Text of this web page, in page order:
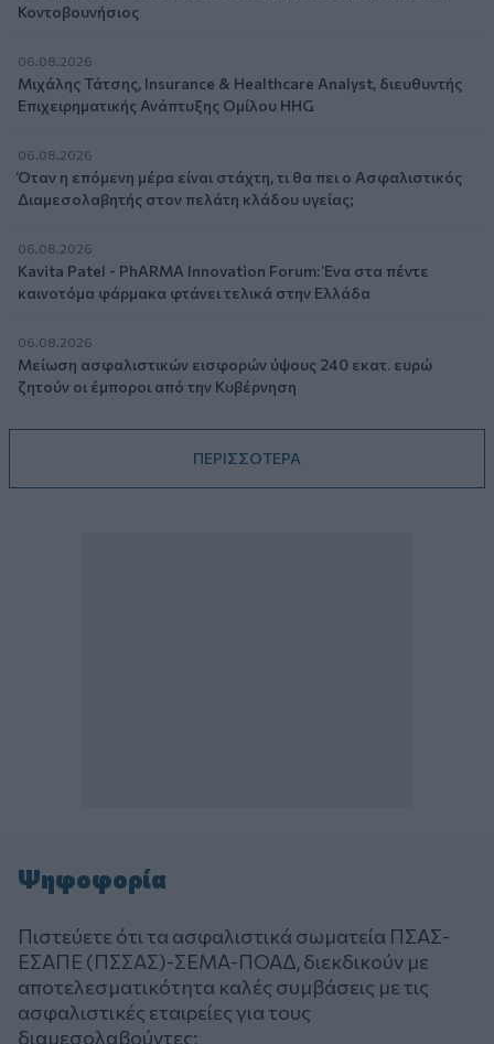
Κοντοβουνήσιος
06.08.2026
Μιχάλης Τάτσης, Insurance & Healthcare Analyst, διευθυντής
Επιχειρηματικής Ανάπτυξης Ομίλου HHG
06.08.2026
Όταν η επόμενη μέρα είναι στάχτη, τι θα πει ο Ασφαλιστικός
Διαμεσολαβητής στον πελάτη κλάδου υγείας;
06.08.2026
Kavita Patel - PhARMA Innovation Forum: Ένα στα πέντε
καινοτόμα φάρμακα φτάνει τελικά στην Ελλάδα
06.08.2026
Μείωση ασφαλιστικών εισφορών ύψους 240 εκατ. ευρώ
ζητούν οι έμποροι από την Κυβέρνηση
ΠΕΡΙΣΣΟΤΕΡΑ
Ψηφοφορία
Πιστεύετε ότι τα ασφαλιστικά σωματεία ΠΣΑΣ-
ΕΣΑΠΕ (ΠΣΣΑΣ)-ΣΕΜΑ-ΠΟΑΔ, διεκδικούν με
αποτελεσματικότητα καλές συμβάσεις με τις
ασφαλιστικές εταιρείες για τους
διαμεσολαβούντες;